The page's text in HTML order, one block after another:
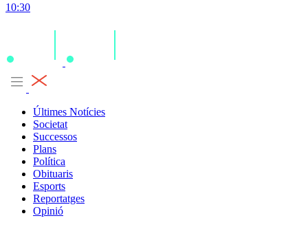
10:30
Últimes Notícies
Societat
Successos
Plans
Política
Obituaris
Esports
Reportatges
Opinió